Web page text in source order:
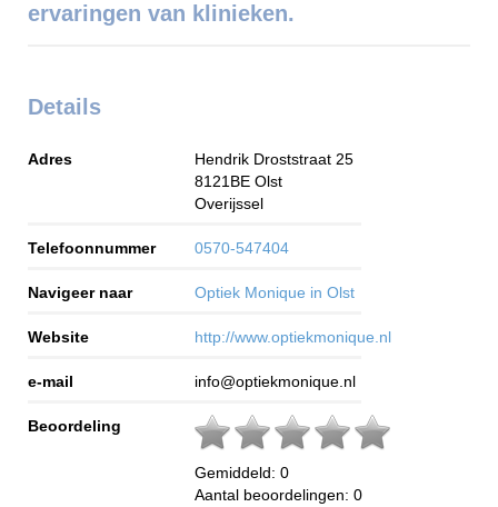
ervaringen van klinieken.
Details
Adres
Hendrik Droststraat 25
8121BE Olst
Overijssel
Telefoonnummer 0570-547404
Navigeer naar Optiek Monique in Olst
Website http://www.optiekmonique.nl
e-mail info@optiekmonique.nl
Beoordeling
Gemiddeld: 0
Aantal beoordelingen: 0